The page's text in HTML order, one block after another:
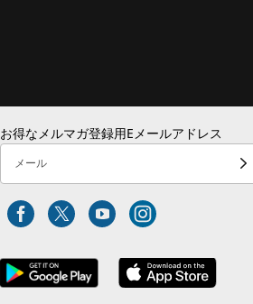
お得なメルマガ登録用Eメールアドレス
メール